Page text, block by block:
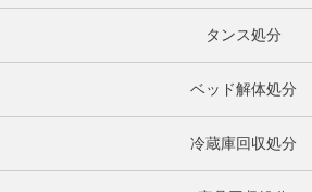
タンス処分
ベッド解体処分
冷蔵庫回収処分